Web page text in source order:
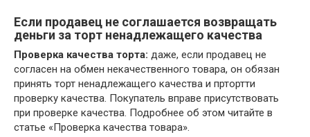
Если продавец не соглашается возвращать
деньги за торт ненадлежащего качества
Проверка качества торта: даже, если продавец не
согласен на обмен некачественного товара, он обязан
принять торт ненадлежащего качества и пртортти
проверку качества. Покупатель вправе присутствовать
при проверке качества. Подробнее об этом читайте в
статье «Проверка качества товара».